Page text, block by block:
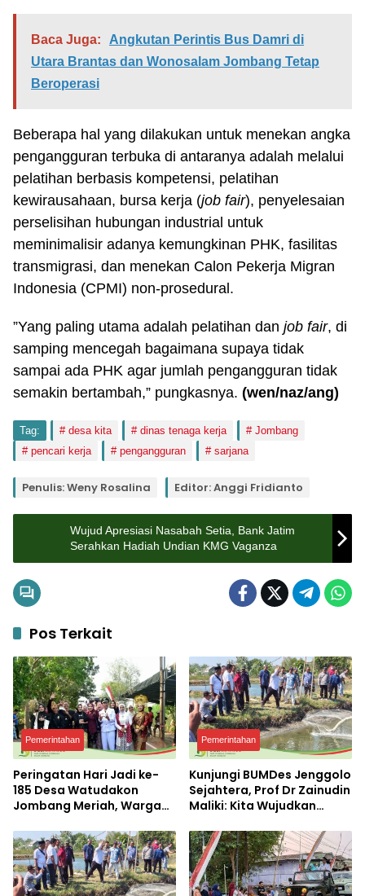
Baca Juga:
Angkutan Perintis Bus Damri di
Utara Brantas dan Wonosalam Jombang Tetap
Beroperasi
Beberapa hal yang dilakukan untuk menekan angka
pengangguran terbuka di antaranya adalah melalui
pelatihan berbasis kompetensi, pelatihan
kewirausahaan, bursa kerja (job fair), penyelesaian
perselisihan hubungan industrial untuk
meminimalisir adanya kemungkinan PHK, fasilitas
transmigrasi, dan menekan Calon Pekerja Migran
Indonesia (CPMI) non-prosedural.
”Yang paling utama adalah pelatihan dan job fair, di
samping mencegah bagaimana supaya tidak
sampai ada PHK agar jumlah pengangguran tidak
semakin bertambah,” pungkasnya. (wen/naz/ang)
Tag: desa kita dinas tenaga kerja
Jombang
pencari kerja
pengangguran sarjana
Penulis: Weny Rosalina Editor: Anggi Fridianto
Wujud Apresiasi Nasabah Setia, Bank Jatim
Serahkan Hadiah Undian KMG Vaganza
Pos Terkait
Pemerintahan
Peringatan Hari Jadi ke-
185 Desa Watudakon
Jombang Meriah, Warga
Karnaval Budaya
Pemerintahan
Kunjungi BUMDes Jenggolo
Sejahtera, Prof Dr Zainudin
Maliki: Kita Wujudkan
dengan Potensi Desa